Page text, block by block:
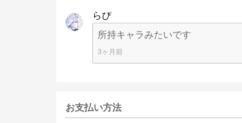
らぴ
所持キャラみたいです
3ヶ月前
お支払い方法